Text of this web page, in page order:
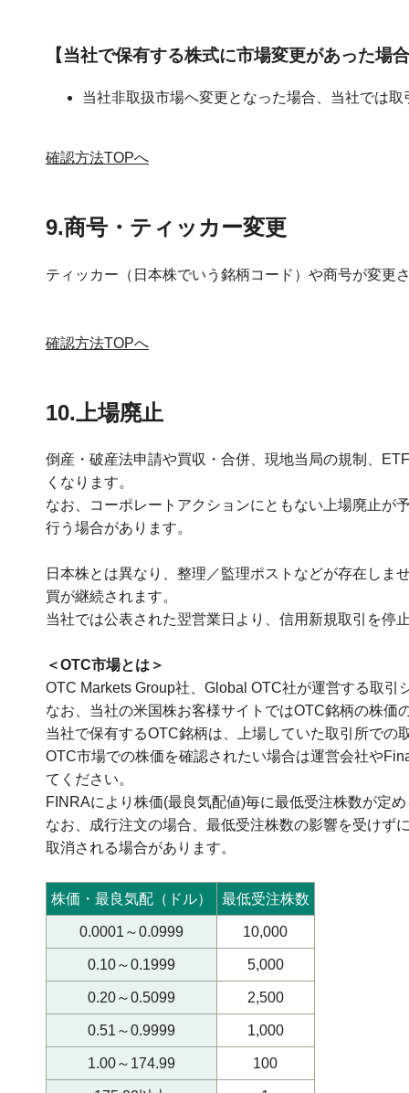
【当社で保有する株式に市場変更があった場
当社非取扱市場へ変更となった場合、当社では
確認方法TOPへ
9.商号・ティッカー変更
ティッカー（日本株でいう銘柄コード）や商号が変更
確認方法TOPへ
10.上場廃止
倒産・破産法申請や買収・合併、現地当局の規制、
くなります。
なお、コーポレートアクションにともない上場廃止が
行う場合があります。
日本株とは異なり、整理／監理ポストなどが存在しま
買が継続されます。
当社では公表された翌営業日より、信用新規取引を停
＜OTC市場とは＞
OTC Markets Group社、Global OTC社が運営する取引
なお、当社の米国株お客様サイトではOTC銘柄の株価
当社で保有するOTC銘柄は、上場していた取引所で
OTC市場での株価を確認されたい場合は運営会社や
てください。
FINRAにより株価(最良気配値)毎に最低受注株数が定
なお、成行注文の場合、最低受注株数の影響を受けず
取消される場合があります。
株価・最良気配（ドル） 最低受注株数
0.0001～0.0999 10,000
0.10～0.1999 5,000
0.20～0.5099 2,500
0.51～0.9999 1,000
1.00～174.99 100